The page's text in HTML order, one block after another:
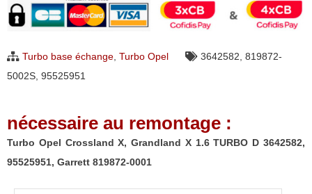
Opel
Crossland
Grandland
TURBO
D
3642582,
Turbo base échange, Turbo Opel 3642582, 819872-
5002S, 95525951
nécessaire au remontage :
Turbo Opel Crossland X, Grandland X 1.6 TURBO D 3642582,
95525951, Garrett 819872-0001